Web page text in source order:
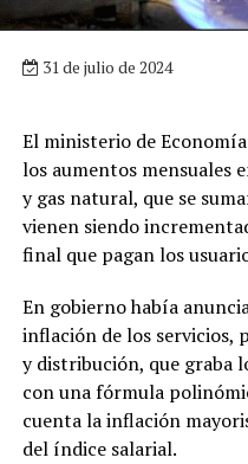
31 de julio de 2024
El ministerio de
los aumentos mensuales
y gas natural, que se
vienen siendo
final que pagan los
En gobierno había
inflación de los servicios,
y distribución, que graba
con una fórmula
cuenta la inflación
del índice salarial.